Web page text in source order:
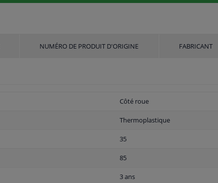
NUMÉRO DE PRODUIT D'ORIGINE FABRICANT
Côté roue
Thermoplastique
35
85
3 ans